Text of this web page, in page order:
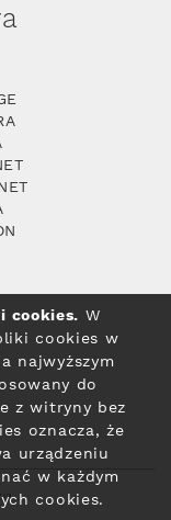
cookies. W
cookies w
najwyższym
do
z witryny bez
oznacza, że
urządzeniu
w każdym
cookies.